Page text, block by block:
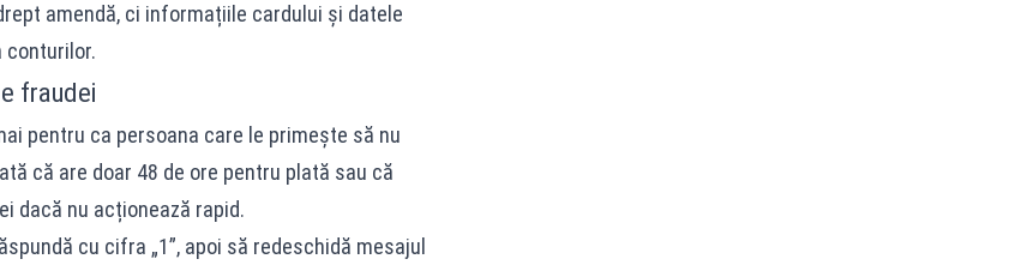
amendă, ci informațiile cardului și datele
fraudei
pentru ca persoana care le primește să nu
că are doar 48 de ore pentru plată sau că
dacă nu acționează rapid.
cu cifra „1”, apoi să redeschidă mesajul